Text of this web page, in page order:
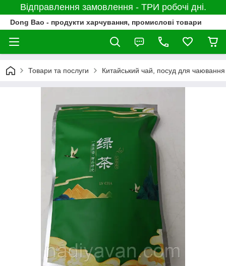
Відправлення замовлення - ТРИ робочі дні.
Dong Bao - продукти харчування, промислові товари
Товари та послуги Китайський чай, посуд для чаювання